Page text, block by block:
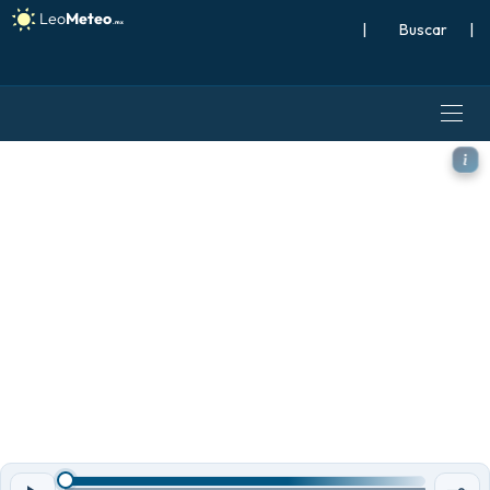
| |
GFS modelo - Estados